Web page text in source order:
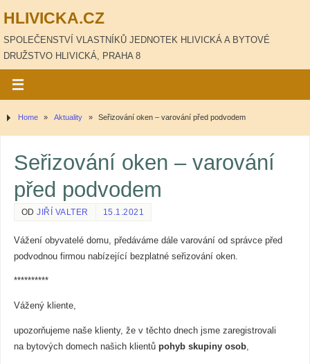
HLIVICKA.CZ
SPOLEČENSTVÍ VLASTNÍKŮ JEDNOTEK HLIVICKÁ A BYTOVÉ
DRUŽSTVO HLIVICKÁ, PRAHA 8
Home » Aktuality » Seřizování oken – varování před podvodem
Seřizování oken – varování
před podvodem
ODJIŘÍ VALTER 15.1.2021
Vážení obyvatelé domu, předáváme dále varování od správce před
podvodnou firmou nabízející bezplatné seřizování oken.
**********
Vážený kliente,
upozorňujeme naše klienty, že v těchto dnech jsme zaregistrovali
na bytových domech našich klientů pohyb skupiny osob,